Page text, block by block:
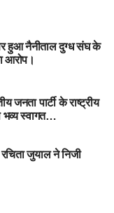
हुआ नैनीताल दुग्ध संघ के
आरोप।
जनता पार्टी के राष्ट्रीय
भव्य स्वागत…
जुयाल ने निजी